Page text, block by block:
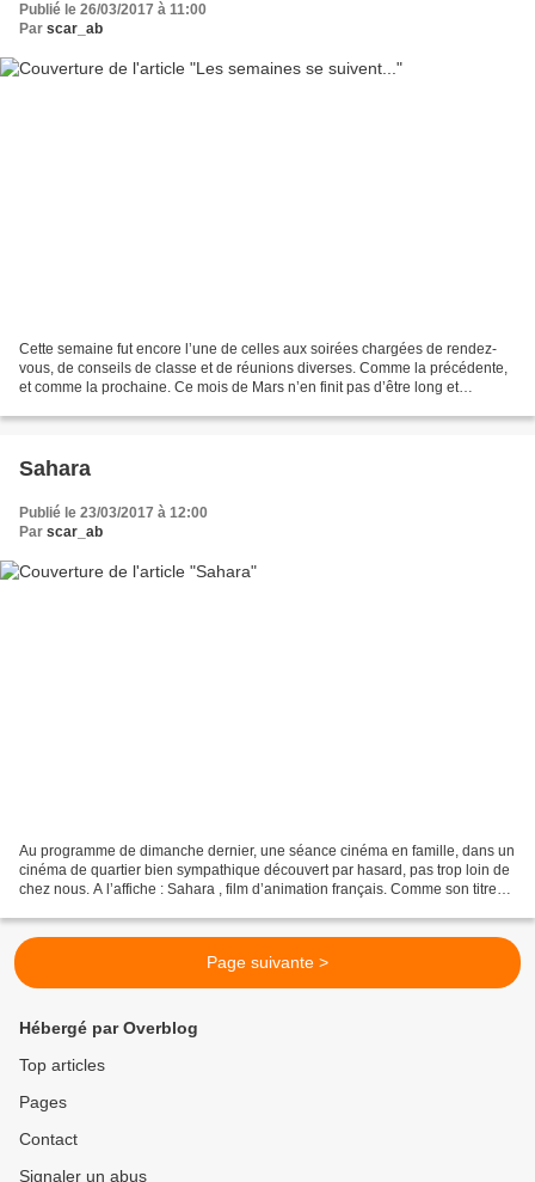
Publié le 26/03/2017 à 11:00
Par scar_ab
Cette semaine fut encore l’une de celles aux soirées chargées de rendez-
vous, de conseils de classe et de réunions diverses. Comme la précédente,
et comme la prochaine. Ce mois de Mars n’en finit pas d’être long et
Sahara
Publié le 23/03/2017 à 12:00
Par scar_ab
Au programme de dimanche dernier, une séance cinéma en famille, dans un
cinéma de quartier bien sympathique découvert par hasard, pas trop loin de
chez nous. A l’affiche : Sahara , film d’animation français. Comme son titre
Page suivante >
Hébergé par Overblog
Top articles
Pages
Contact
Signaler un abus